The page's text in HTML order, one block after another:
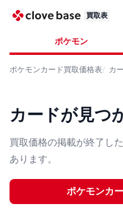
買取表
ポケモン
ポケモンカード買取価格表 カ
カードが見つ
買取価格の掲載が終了し
あります。
ポケモンカ